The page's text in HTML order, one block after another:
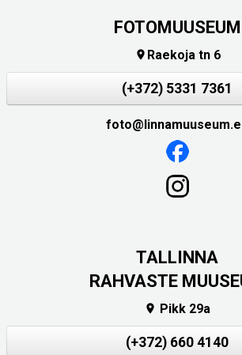
FOTOMUUSEUM
 Raekoja tn 6
(+372) 5331 7361
TALLINNA
RAHVASTE
 Pikk 29a
(+372) 660 4140